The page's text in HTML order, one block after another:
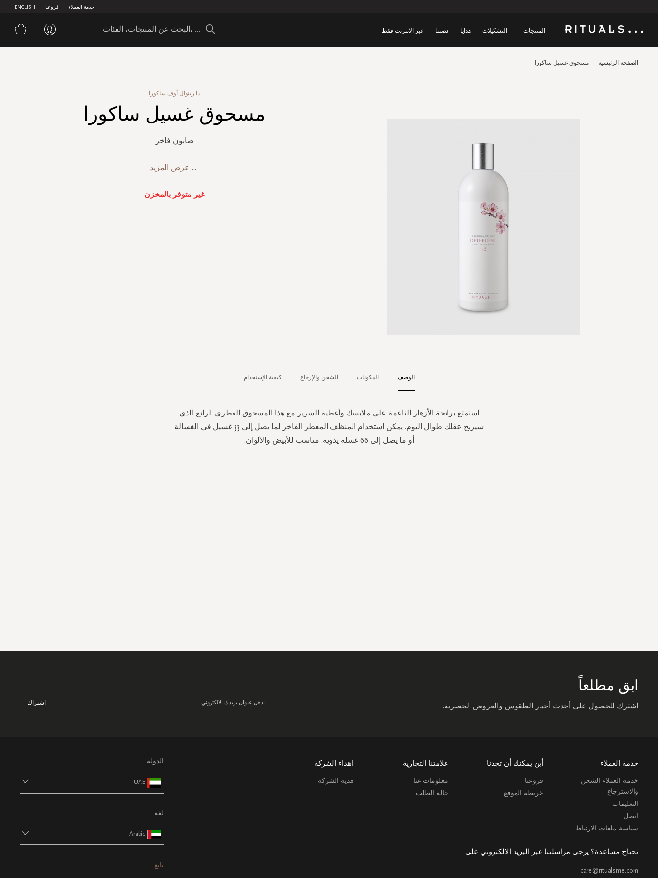
ENGLISH فروعنا خدمة العملاء
المنتجات التشكيلات هدايا قصتنا عبر الانترنت فقط سلة
الصفحة الرئيسية مسحوق غسيل ساكورا
ذا ريتوال أوف ساكورا
مسحوق غسيل ساكورا
صابون فاخر
... عرض المزيد
غير متوفر بالمخزن
الوصف
استمتع برائحة الأزهار الناعمة على ملابسك وأغطية السرير مع هذا المسحوق العطري الرائع الذي
سيريح عقلك طوال اليوم. يمكن استخدام المنظف المعطر الفاخر لما يصل إلى 33 غسيل في الغسالة
أو ما يصل إلى 66 غسلة يدوية. مناسب للأبيض والألوان.
المكونات الشحن والإرجاع كيفية الإستخدام
ابق مطلعاً
اشترك للحصول على أحدث أخبار الطقوس والعروض الحصرية. اشتراك
خدمة العملاء
خدمة العملاء الشحن
والاسترجاع
التعليمات
اتصل
سياسة ملفات الارتباط
أين يمكنك أن تجدنا
فروعنا
خريطة الموقع
علامتنا التجارية
معلومات عنا
حالة الطلب
اهداء الشركة
هدية الشركة
تحتاج مساعدة؟ يرجى مراسلتنا عبر البريد الإلكتروني على
care@ritualsme.com
الدولة
UAE
لغة
Arabic
تابع